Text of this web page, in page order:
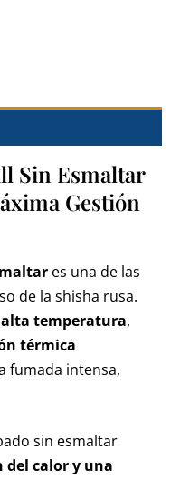
Sin Esmaltar
Gestión
es una de las
de la shisha rusa.
temperatura,
térmica
fumada intensa,
sin esmaltar
del calor y una